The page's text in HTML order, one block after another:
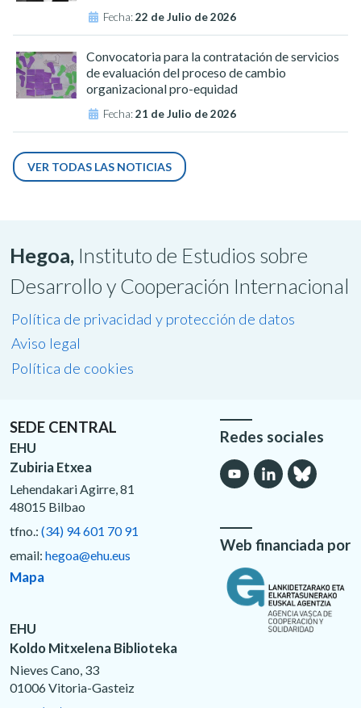
Fecha:22 de Julio de 2026
Convocatoria para la contratación de servicios
de evaluación del proceso de cambio
organizacional pro-equidad
Fecha:21 de Julio de 2026
VER TODAS LAS NOTICIAS
Hegoa, Instituto de Estudios sobre
Desarrollo y Cooperación Internacional
Política de privacidad y protección de datos
Aviso legal
Política de cookies
SEDE CENTRAL
EHU
Zubiria Etxea
Lehendakari Agirre, 81
48015 Bilbao
tfno.: (34) 94 601 70 91
email: hegoa@ehu.eus
Mapa
EHU
Koldo Mitxelena Biblioteka
Nieves Cano, 33
01006 Vitoria-Gasteiz
Redes sociales
Web financiada por